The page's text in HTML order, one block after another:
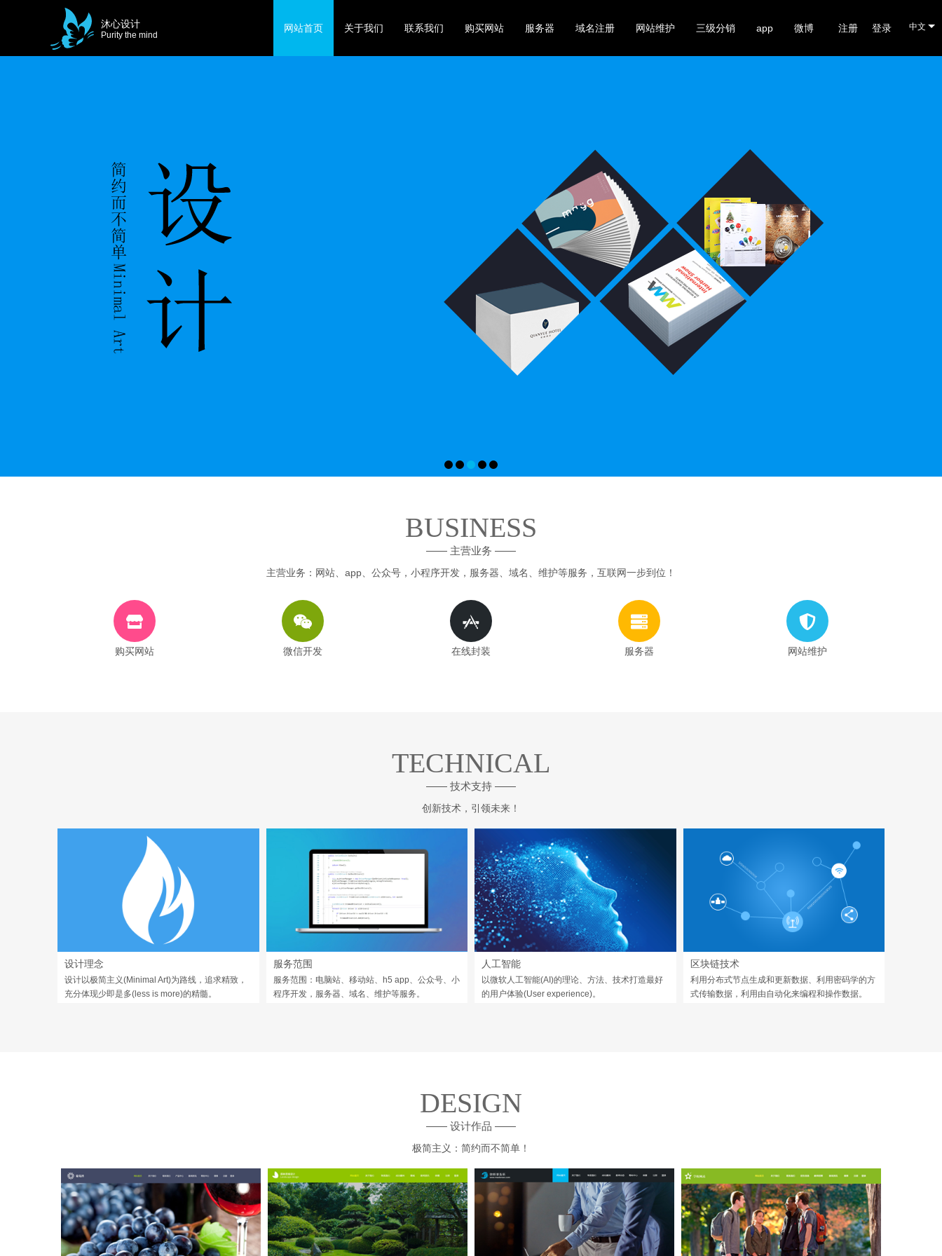
沐心设计
Purity the mind
注册 登录
网站首页 关于我们 联系我们 购买网站 服务器 域名注册 网站维护 三级分销 app 微博 中文
BUSINESS
—— 主营业务 ——
主营业务：网站、app、公众号，小程序开发，服务器、域名、维护等服务，互联网一步到位！
购买网站 微信开发 在线封装 服务器 网站维护
TECHNICAL
—— 技术支持 ——
创新技术，引领未来！
设计理念
设计以极简主义(Minimal Art)为路线，追求精致，
充分体现少即是多(less is more)的精髓。
服务范围
服务范围：电脑站、移动站、h5 app、公众号、小
程序开发，服务器、域名、维护等服务。
人工智能
以微软人工智能(AI)的理论、方法、技术打造最好
的用户体验(User experience)。
区块链技术
利用分布式节点生成和更新数据、利用密码学的方
式传输数据，利用由自动化来编程和操作数据。
DESIGN
—— 设计作品 ——
极简主义：简约而不简单！